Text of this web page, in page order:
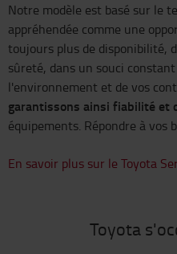
Notre modèle est basé sur le
appréhendée comme une
toujours plus de disponibilité,
sûreté, dans un souci
l'environnement et de vos
garantissons ainsi fiabilité et
équipements. Répondre à vos
En savoir plus sur le Toyota
Toyota